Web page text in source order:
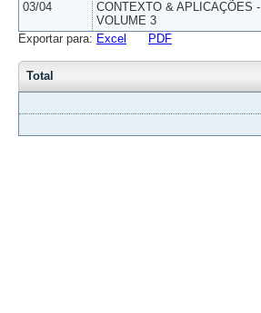
03/04
CONTEXTO & APLICAÇÕES -
VOLUME 3
Exportar para: Excel PDF
Total